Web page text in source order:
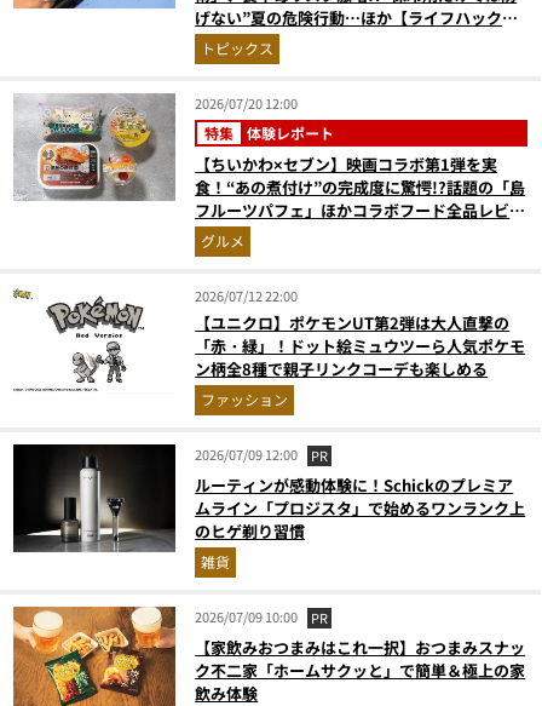
げない”夏の危険行動…ほか【ライフハックの
人気記事ランキングベスト3】（2026年6月
版）
トピックス
2026/07/20 12:00
特集 体験レポート
【ちいかわ×セブン】映画コラボ第1弾を実
食！“あの煮付け”の完成度に驚愕!?話題の「島
フルーツパフェ」ほかコラボフード全品レビュ
ーグルメ
2026/07/12 22:00
【ユニクロ】ポケモンUT第2弾は大人直撃の
「赤・緑」！ドット絵ミュウツーら人気ポケモ
ン柄全8種で親子リンクコーデも楽しめる
ファッション
2026/07/09 12:00 PR
ルーティンが感動体験に！Schickのプレミア
ムライン「プロジスタ」で始めるワンランク上
のヒゲ剃り習慣
雑貨
2026/07/09 10:00 PR
【家飲みおつまみはこれ一択】おつまみスナッ
ク不二家「ホームサクッと」で簡単＆極上の家
飲み体験